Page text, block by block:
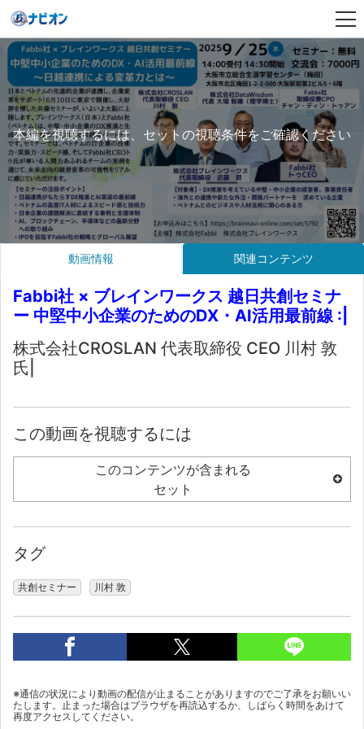
本編を視聴するには、セットの視聴条件をご確認ください
動画情報 関連コンテンツ
Fabbi社 × ブレインワークス 越日共創セミナ
ー 中堅中小企業のためのDX・AI活用最前線 :|
株式会社CROSLAN 代表取締役 CEO 川村 敦
氏|
この動画を視聴するには
このコンテンツが含まれる
セット
タグ
共創セミナー 川村 敦
※通信の状況により動画の配信が止まることがありますのでご了承をお願いい
たします。止まった場合はブラウザを再読込するか、しばらく時間をあけて
再度アクセスしてください。